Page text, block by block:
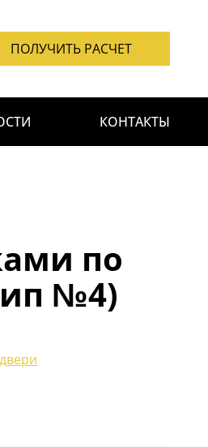
ПОЛУЧИТЬ РАСЧЕТ
КОНТАКТЫ
по
№4)